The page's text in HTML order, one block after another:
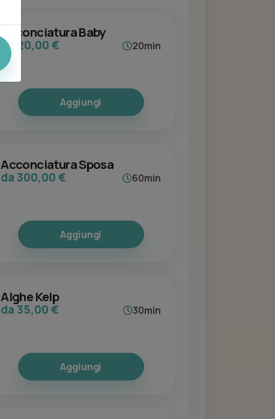
Acconciatura Baby
da 20,00 € 20min
Aggiungi
Acconciatura Sposa
da 300,00 € 60min
Aggiungi
Alghe Kelp
da 35,00 € 30min
Aggiungi